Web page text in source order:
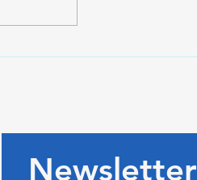
Newsletter